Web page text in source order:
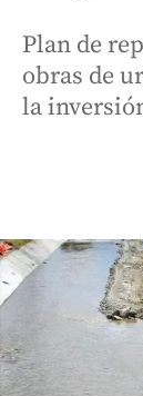
Plan de
obras de
la